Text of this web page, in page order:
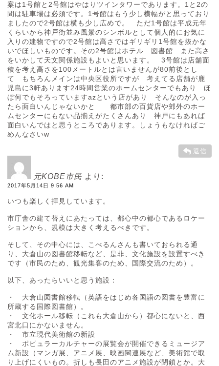
案は1号館と2号館はやはりツインタワーであります。1と2の
間は駐車場は必須です。1号館はもう少し横幅がと思っており
ましたので2号館は横も少し広めで。 ただ1号館は平成元年
くらいから神戸街並み風景のシンボルとして個人的にお気に
入りの建物ですので2号館は高さではギリギリ1号館を抜かな
いでほしいものです。その2号館はホテル 図書館 また高さ
をいかして天文関係施設もよいと思います。 3号館は店舗面
積を考え高さを100メートルとは言いませんが80前後とし
て もちろんメインは中央区役所ですが 考えてる店舗が鹿
児島に3軒あります24時間営業のホームセンターでもあり ほ
ぼ何でもそろっていますazという店があり そんなのが入っ
たら面白いんじゃないかと 都市部の百貨店や郊外のホー
ムセンターにもない品揃えがたくさんあり 神戸にもあれば
面白いんではと思うところであります。しょうもなければご
めんなさいw
返信
元KOBE市民 より:
2017年5月14日 9:56 AM
いつも楽しく拝見しています。
市庁舎の建て替えにあたっては、都心中の都心であるロケー
ションから、規模は大きく考えるべきです。
そして、その中心には、こべるんさんも書いておられる通
り、大倉山の図書館移転など、是非、文化施設を設置すべき
です（市民のため、観光集客のため、国際交流のため）。
以下、あったらいいと思う施設：
・ 大倉山図書館移転（英語をはじめ各国語の図書を豊富に
所蔵する国際図書館）。
・ 文化ホール移転（これも大倉山から）都心にないと、西
宮北口にかないません。
・ 市立現代美術館の新設
・ ポピュラーカルチャーの展覧会が開催できるミュージア
ム新設（マンガ展、アニメ展、映画関連展など、美術館で取
り上げにくいもの。折しも長田のアニメ施設が閉鎖とか。大